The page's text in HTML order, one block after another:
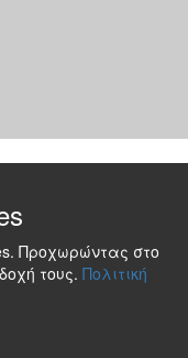
Προχωρώντας στο
τους. Πολιτική